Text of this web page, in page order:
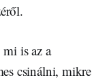
is az a
csinálni, mikre